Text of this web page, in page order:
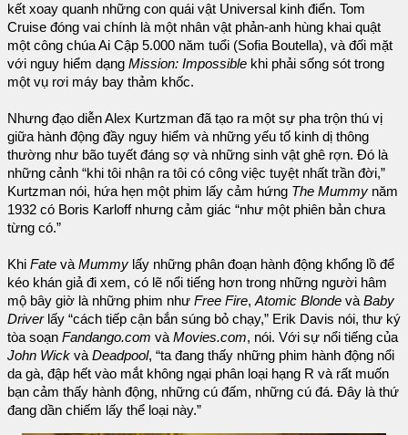
kết xoay quanh những con quái vật Universal kinh điển. Tom
Cruise đóng vai chính là một nhân vật phản-anh hùng khai quật
một công chúa Ai Cập 5.000 năm tuổi (Sofia Boutella), và đối mặt
với nguy hiểm dạng Mission: Impossible khi phải sống sót trong
một vụ rơi máy bay thảm khốc.
Nhưng đạo diễn Alex Kurtzman đã tạo ra một sự pha trộn thú vị
giữa hành động đầy nguy hiểm và những yếu tố kinh dị thông
thường như bão tuyết đáng sợ và những sinh vật ghê rợn. Đó là
những cảnh “khi tôi nhận ra tôi có công việc tuyệt nhất trần đời,”
Kurtzman nói, hứa hẹn một phim lấy cảm hứng The Mummy năm
1932 có Boris Karloff nhưng cảm giác “như một phiên bản chưa
từng có.”
Khi Fate vàMummy lấy những phân đoạn hành động khổng lồ để
kéo khán giả đi xem, có lẽ nổi tiếng hơn trong những người hâm
mộ bây giờ là những phim như Free Fire,Atomic Blonde vàBaby
Driverlấy “cách tiếp cận bắn súng bỏ chạy,” Erik Davis nói, thư ký
tòa soạn Fandango.com vàMovies.com, nói. Với sự nổi tiếng của
John Wick vàDeadpool, “ta đang thấy những phim hành động nổi
da gà, đập hết vào mắt không ngại phân loại hạng R và rất muốn
bạn cảm thấy hành động, những cú đấm, những cú đá. Đây là thứ
đang dần chiếm lấy thể loại này.”